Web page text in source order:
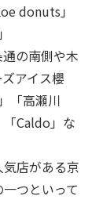
donuts」
の南側や木
アイス櫻
「高瀬川
Caldo」な
店がある京
つといって